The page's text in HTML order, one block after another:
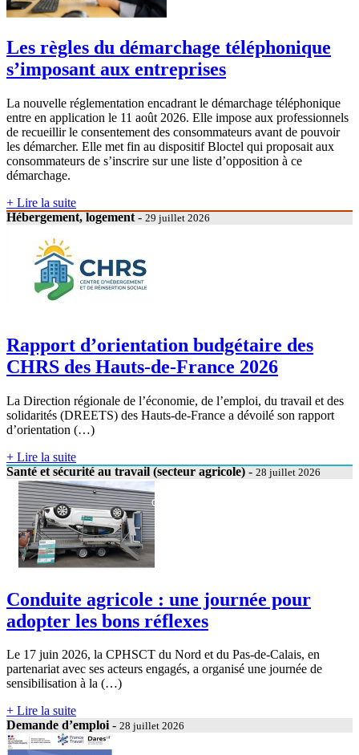
Les règles du démarchage téléphonique
s’imposant aux entreprises
La nouvelle réglementation encadrant le démarchage téléphonique
entre en application le 11 août 2026. Elle impose aux professionnels
de recueillir le consentement des consommateurs avant de pouvoir
les démarcher. Elle met fin au dispositif Bloctel qui proposait aux
consommateurs de s’inscrire sur une liste d’opposition à ce
démarchage.
+ Lire la suite
Hébergement, logement - 29 juillet 2026
Rapport d’orientation budgétaire des
CHRS des Hauts-de-France 2026
La Direction régionale de l’économie, de l’emploi, du travail et des
solidarités (DREETS) des Hauts-de-France a dévoilé son rapport
d’orientation (…)
+ Lire la suite
Santé et sécurité au travail (secteur agricole) - 28 juillet 2026
Conduite agricole : une journée pour
adopter les bons réflexes
Le 17 juin 2026, la CPHSCT du Nord et du Pas-de-Calais, en
partenariat avec ses acteurs engagés, a organisé une journée de
sensibilisation à la (…)
+ Lire la suite
Demande d’emploi- 28 juillet 2026